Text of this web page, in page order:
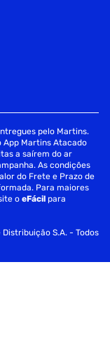
pelo Martins.
App Martins Atacado
a saírem do ar
As condições
do Frete e Prazo de
Para maiores
oeFácil para
S.A. - Todos